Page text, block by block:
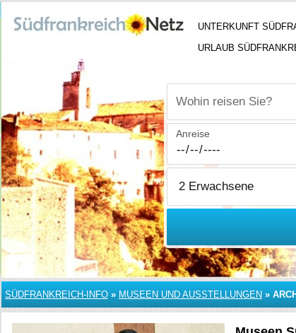
UNTERKUNFT
URLAUB
Wohin reisen Sie?
Anreise
SÜDFRANKREICH-INFO » MUSEEN UND AUSSTELLUNGEN »